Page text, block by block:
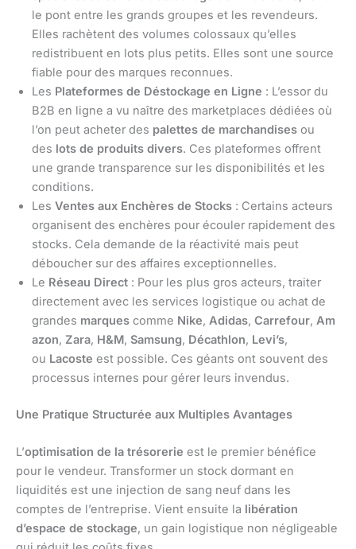
le pont entre les grands groupes et les revendeurs.
Elles rachètent des volumes colossaux qu’elles
redistribuent en lots plus petits. Elles sont une source
fiable pour des marques reconnues.
Les Plateformes de Déstockage en Ligne : L’essor du
B2B en ligne a vu naître des marketplaces dédiées où
l’on peut acheter des palettes de marchandises ou
des lots de produits divers. Ces plateformes offrent
une grande transparence sur les disponibilités et les
conditions.
Les Ventes aux Enchères de Stocks : Certains acteurs
organisent des enchères pour écouler rapidement des
stocks. Cela demande de la réactivité mais peut
déboucher sur des affaires exceptionnelles.
Le Réseau Direct : Pour les plus gros acteurs, traiter
directement avec les services logistique ou achat de
grandes marques comme Nike, Adidas, Carrefour, Am
azon, Zara, H&M, Samsung, Décathlon, Levi’s,
ou Lacoste est possible. Ces géants ont souvent des
processus internes pour gérer leurs invendus.
Une Pratique Structurée aux Multiples Avantages
L’optimisation de la trésorerie est le premier bénéfice
pour le vendeur. Transformer un stock dormant en
liquidités est une injection de sang neuf dans les
comptes de l’entreprise. Vient ensuite la libération
d’espace de stockage, un gain logistique non négligeable